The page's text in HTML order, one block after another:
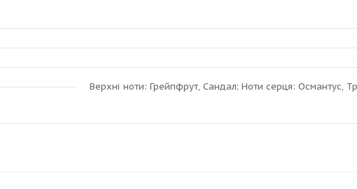
Верхні ноти: Грейпфрут, Сандал; Ноти серця: Османтус,